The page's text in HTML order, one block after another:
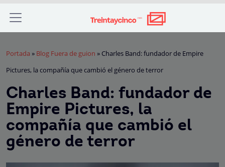
Portada » Blog Fuera de guion » Charles Band: fundador de Empire
Pictures, la compañía que cambió el género de terror
Charles Band: fundador de
Empire Pictures, la
compañía que cambió el
género de terror